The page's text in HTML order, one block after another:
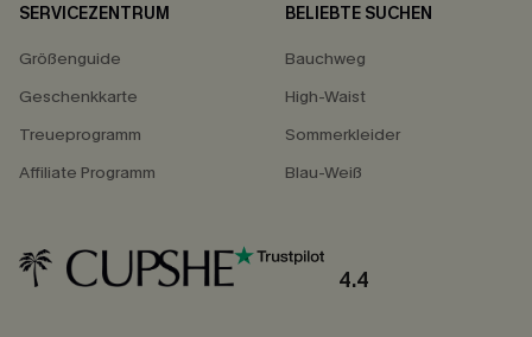
SERVICEZENTRUM
Größenguide
Geschenkkarte
Treueprogramm
Affiliate Programm
BELIEBTE SUCHEN
Bauchweg
High-Waist
Sommerkleider
Blau-Weiß
4.4